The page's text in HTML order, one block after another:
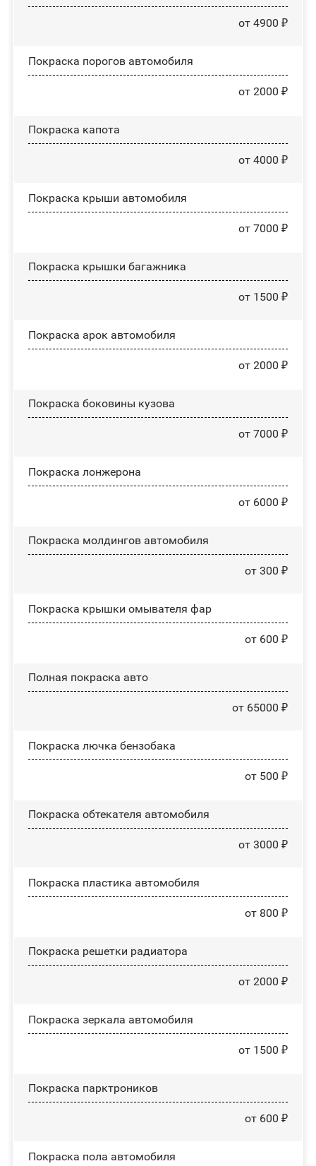
от 4900 ₽
Покраска порогов автомобиля
от 2000 ₽
Покраска капота
от 4000 ₽
Покраска крыши автомобиля
от 7000 ₽
Покраска крышки багажника
от 1500 ₽
Покраска арок автомобиля
от 2000 ₽
Покраска боковины кузова
от 7000 ₽
Покраска лонжерона
от 6000 ₽
Покраска молдингов автомобиля
от 300 ₽
Покраска крышки омывателя фар
от 600 ₽
Полная покраска авто
от 65000 ₽
Покраска лючка бензобака
от 500 ₽
Покраска обтекателя автомобиля
от 3000 ₽
Покраска пластика автомобиля
от 800 ₽
Покраска решетки радиатора
от 2000 ₽
Покраска зеркала автомобиля
от 1500 ₽
Покраска парктроников
от 600 ₽
Покраска пола автомобиля